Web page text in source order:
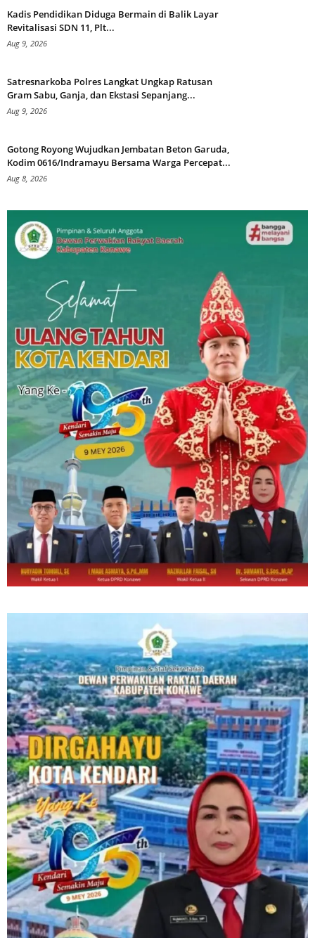
Kadis Pendidikan Diduga Bermain di Balik Layar
Revitalisasi SDN 11, Plt...
Aug 9, 2026
Satresnarkoba Polres Langkat Ungkap Ratusan
Gram Sabu, Ganja, dan Ekstasi Sepanjang...
Aug 9, 2026
Gotong Royong Wujudkan Jembatan Beton Garuda,
Kodim 0616/Indramayu Bersama Warga Percepat...
Aug 8, 2026